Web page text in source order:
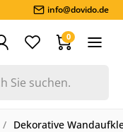
info@dovido.de
0
Dekorative